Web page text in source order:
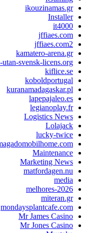
ikouzinamas.gr
Installer
it4000
jffiaes.com
jffiaes.com2
kamatero-arena.gr
utan-svensk-licens.org
kiflice.se
koboldportugal
kuranamadagaskar.pl
lapepajaleo.es
legianoplay.fr
Logistics News
Lolajack
lucky-twice
Maintenance
Marketing News
matfordagen.nu
media
melhores-2026
miteran.gr
mondaysplantcafe.com
Mr James Casino
Mr Jones Casino